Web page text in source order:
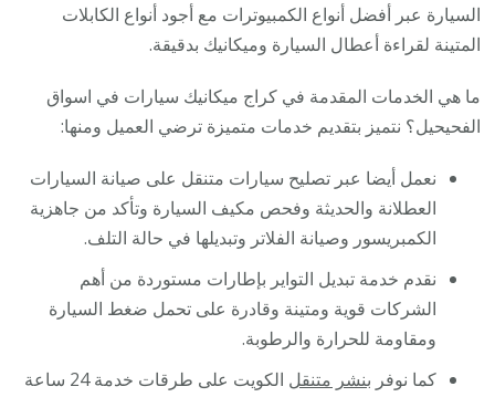
السيارة عبر أفضل أنواع الكمبيوترات مع أجود أنواع الكابلات
المتينة لقراءة أعطال السيارة وميكانيك بدقيقة.
ما هي الخدمات المقدمة في كراج ميكانيك سيارات في اسواق
الفحيحيل؟ نتميز بتقديم خدمات متميزة ترضي العميل ومنها:
نعمل أيضا عبر تصليح سيارات متنقل على صيانة السيارات
العطلانة والحديثة وفحص مكيف السيارة وتأكد من جاهزية
الكمبريسور وصيانة الفلاتر وتبديلها في حالة التلف.
نقدم خدمة تبديل التواير بإطارات مستوردة من أهم
الشركات قوية ومتينة وقادرة على تحمل ضغط السيارة
ومقاومة للحرارة والرطوبة.
كما نوفر بنشر متنقل
الكويت على طرقات خدمة 24 ساعة